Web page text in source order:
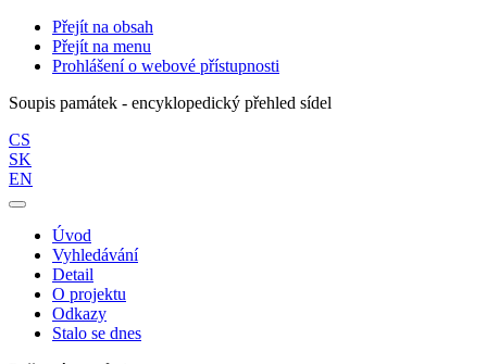
Přejít na obsah
Přejít na menu
Prohlášení o webové přístupnosti
Soupis památek - encyklopedický přehled sídel
CS
SK
EN
Úvod
Vyhledávání
Detail
O projektu
Odkazy
Stalo se dnes